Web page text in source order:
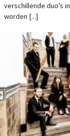
verschillende duo’s
worden [...]